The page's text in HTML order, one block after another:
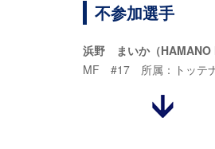
不参加選手
浜野 まいか（HAMANO
MF #17 所属：トッテ